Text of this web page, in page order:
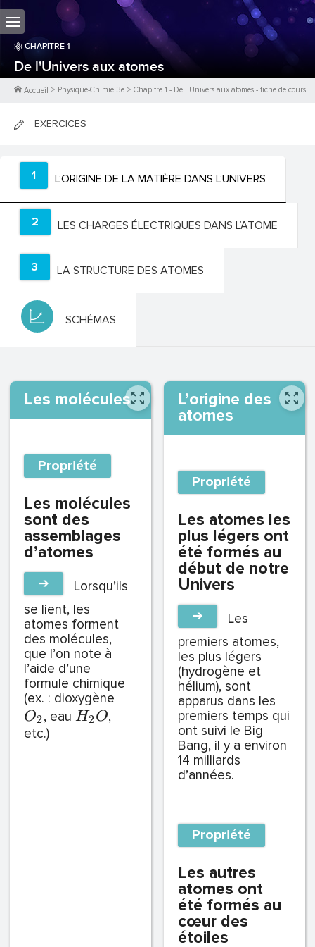
CHAPITRE 1
De l'Univers aux atomes
Accueil > Physique-Chimie 3e > Chapitre 1 - De l'Univers aux atomes - fiche de cours
EXERCICES
FICHES DE COURS
0PTS
1 L’ORIGINE DE LA MATIÈRE DANS L’UNIVERS
2 LES CHARGES ÉLECTRIQUES DANS L’ATOME
3 LA STRUCTURE DES ATOMES
SCHÉMAS
Les molécules
Propriété
Les molécules
sont des
assemblages
d’atomes
➔
Lorsqu’ils
se lient, les
atomes forment
des molécules,
que l’on note à
l’aide d’une
formule chimique
(ex. : dioxygène
O2, eau H2O,
etc.)
L’origine des
atomes
Propriété
Les atomes les
plus légers ont
été formés au
début de notre
Univers
➔
Les
premiers atomes,
les plus légers
(hydrogène et
hélium), sont
apparus dans les
premiers temps qui
ont suivi le Big
Bang, il y a environ
14 milliards
d’années.
Propriété
Les autres
atomes ont
été formés au
cœur des
étoiles